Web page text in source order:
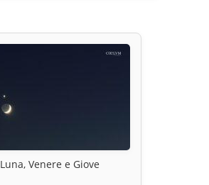
Luna, Venere e Giove